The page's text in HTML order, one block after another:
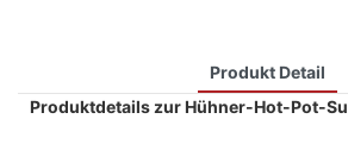
Produkt Detail
Produktdetails zur Hühner-Hot-Pot-